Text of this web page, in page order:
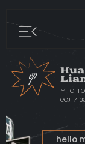
Что-
если
hello